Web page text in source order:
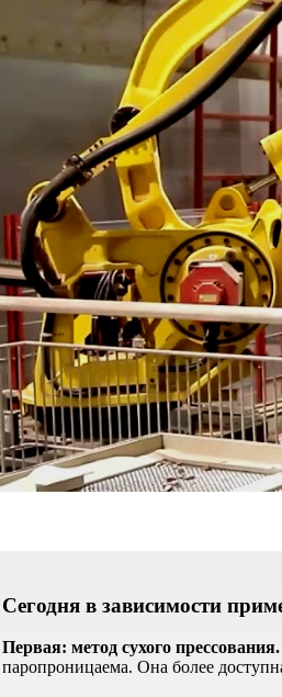
Сегодня в зависимости
Первая: метод сухого прессования.
паропроницаема. Она более